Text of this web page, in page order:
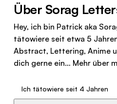
Über Sorag
Hey, ich bin Patrick aka
tätowiere seit etwa 5
Abstract, Lettering, Anime
dich gerne ein… Mehr über
Ich tätowiere seit 4 Jahren